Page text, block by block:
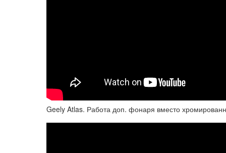
Geely Atlas. Работа доп. фонаря вместо